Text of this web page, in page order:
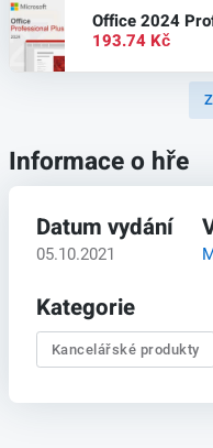
Office 2024
193.74 Kč
Informace o hře
Datum vydání
05.10.2021
Kategorie
Kancelářské produkty